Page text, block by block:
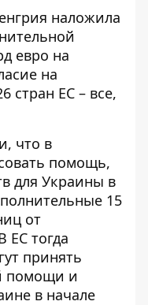
наложила
евро на
на
стран ЕС – все,
что в
помощь,
для Украины в
15
от
ЕС тогда
принять
помощи и
в начале